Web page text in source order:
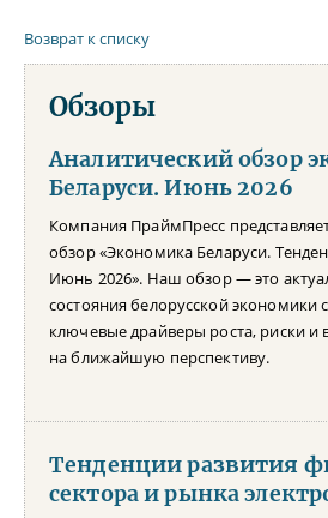
Возврат к списку
Обзоры
Аналитический обзор
Беларуси. Июнь 2026
Компания ПраймПресс
обзор «Экономика Беларуси.
Июнь 2026». Наш обзор — это
состояния белорусской экономики
ключевые драйверы роста, риски и
на ближайшую перспективу.
Тенденции развития
сектора и рынка